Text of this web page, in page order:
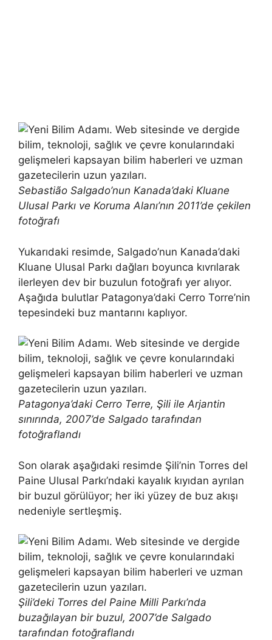
Sebastião Salgado’nun Kanada’daki Kluane
Ulusal Parkı ve Koruma Alanı’nın 2011’de çekilen
fotoğrafı
Yukarıdaki resimde, Salgado’nun Kanada’daki
Kluane Ulusal Parkı dağları boyunca kıvrılarak
ilerleyen dev bir buzulun fotoğrafı yer alıyor.
Aşağıda bulutlar Patagonya’daki Cerro Torre’nin
tepesindeki buz mantarını kaplıyor.
Patagonya’daki Cerro Terre, Şili ile Arjantin
sınırında, 2007’de Salgado tarafından
fotoğraflandı
Son olarak aşağıdaki resimde Şili’nin Torres del
Paine Ulusal Parkı’ndaki kayalık kıyıdan ayrılan
bir buzul görülüyor; her iki yüzey de buz akışı
nedeniyle sertleşmiş.
Şili’deki Torres del Paine Milli Parkı’nda
buzağılayan bir buzul, 2007’de Salgado
tarafından fotoğraflandı